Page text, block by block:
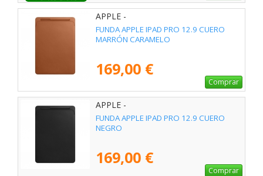
APPLE -
FUNDA APPLE IPAD PRO 12.9 CUERO
MARRÓN CARAMELO
169,00 €
Comprar
APPLE -
FUNDA APPLE IPAD PRO 12.9 CUERO
NEGRO
169,00 €
Comprar